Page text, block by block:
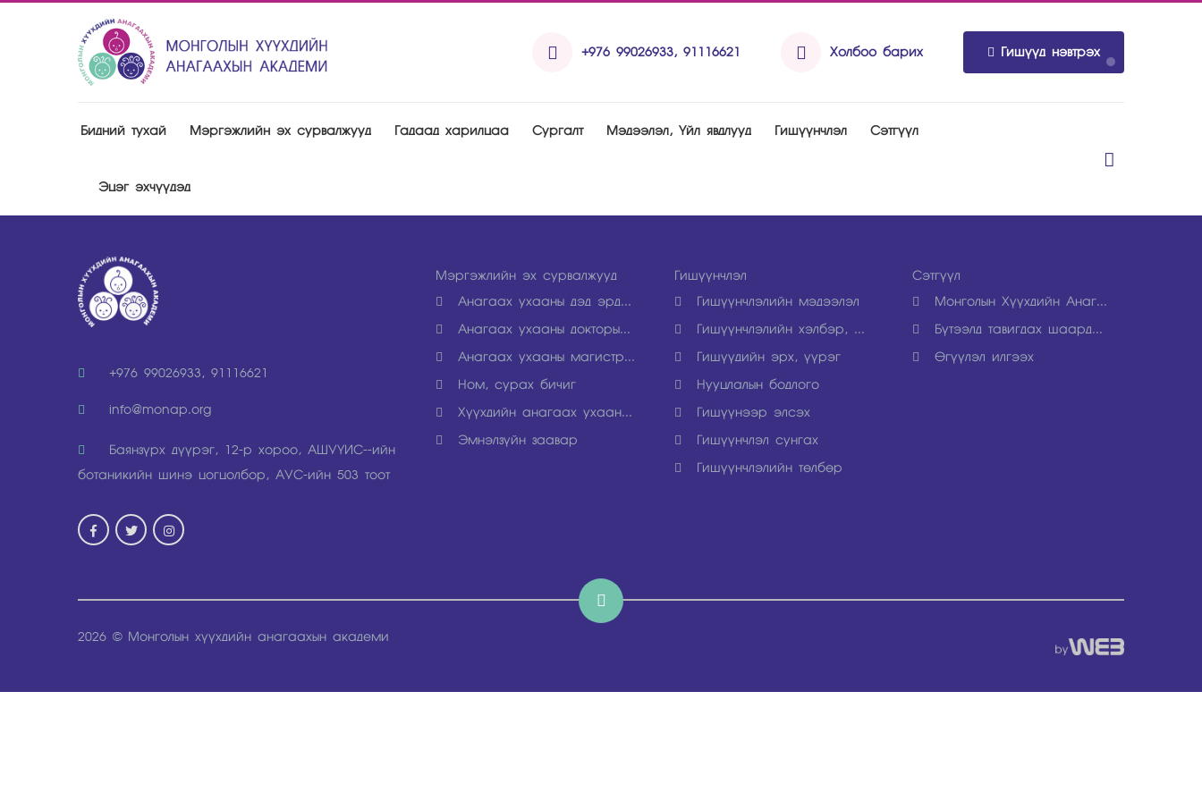
+976 99026933, 91116621 Холбоо барих Гишүүд нэвтрэх
Бидний тухай Мэргэжлийн эх сурвалжууд Гадаад харилцаа Рургалт Мэдээлэл, Үйл явдлууд Гишүүнчлэл Рэтгүүл
Эцэг эхчүүдэд
+976 99026933, 91116621
info@monap.org
Баянзүрх дүүрэг, 12-р хороо, АШУҮИР--ийн
ботаникийн шинэ цогцолбор, АУР-ийн 503 тоот
Мэргэжлийн эх сурвалжууд
Анагаах ухааны дэд эрд...
Анагаах ухааны докторы...
Анагаах ухааны магистр...
Ном, сурах бичиг
Хүүхдийн анагаах ухаан...
Эмнэлзүйн заавар
Гишүүнчлэл
Гишүүнчлэлийн мэдээлэл
Гишүүнчлэлийн хэлбэр, ...
Гишүүдийн эрх, үүрэг
Нууцлалын бодлого
Гишүүнээр элсэх
Гишүүнчлэл сунгах
Гишүүнчлэлийн төлбөр
Рэтгүүл
Монголын Хүүхдийн Анаг...
Бүтээлд тавигдах шаард...
Өгүүлэл илгээх
2026 © Монголын хүүхдийн анагаахын академи